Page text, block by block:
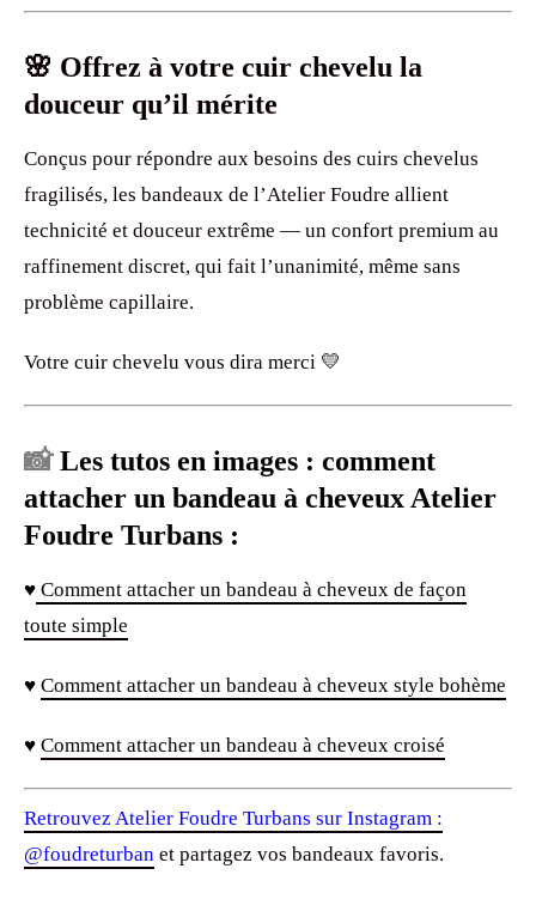
🌸 Offrez à votre cuir chevelu la
douceur qu’il mérite
Conçus pour répondre aux besoins des cuirs chevelus
fragilisés, les bandeaux de l’Atelier Foudre allient
technicité et douceur extrême — un confort premium au
raffinement discret, qui fait l’unanimité, même sans
problème capillaire.
Votre cuir chevelu vous dira merci 💛
📸Les tutos en images : comment
attacher un bandeau à cheveux Atelier
Foudre Turbans :
♥ Comment attacher un bandeau à cheveux de façon
toute simple
♥ Comment attacher un bandeau à cheveux style bohème
♥ Comment attacher un bandeau à cheveux croisé
Retrouvez Atelier Foudre Turbans sur Instagram :
@foudreturban et partagez vos bandeaux favoris.